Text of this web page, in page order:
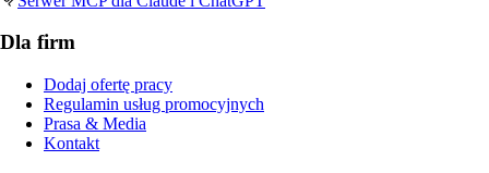
Dla firm
Dodaj ofertę pracy
Regulamin usług promocyjnych
Prasa & Media
Kontakt